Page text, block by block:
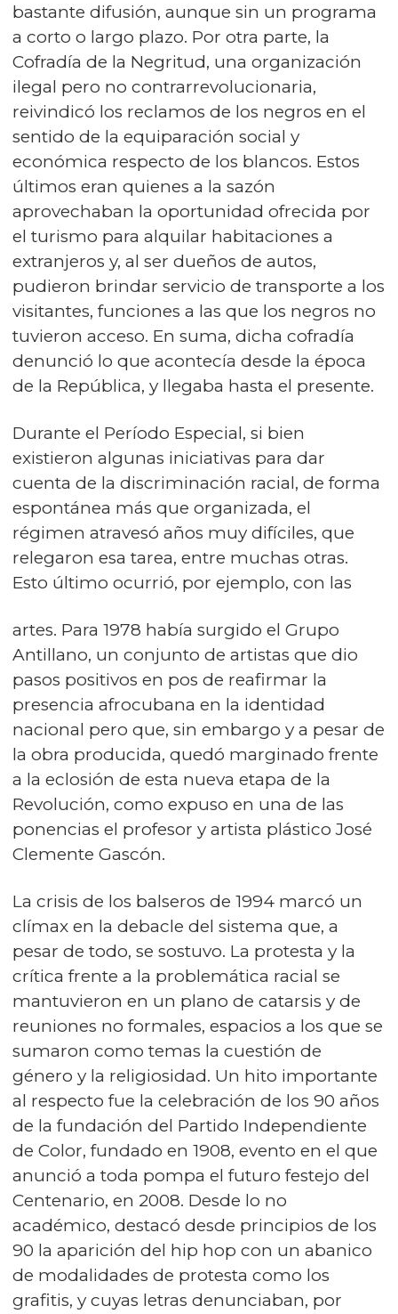
bastante difusión, aunque sin un programa
a corto o largo plazo. Por otra parte, la
Cofradía de la Negritud, una organización
ilegal pero no contrarrevolucionaria,
reivindicó los reclamos de los negros en el
sentido de la equiparación social y
económica respecto de los blancos. Estos
últimos eran quienes a la sazón
aprovechaban la oportunidad ofrecida por
el turismo para alquilar habitaciones a
extranjeros y, al ser dueños de autos,
pudieron brindar servicio de transporte a los
visitantes, funciones a las que los negros no
tuvieron acceso. En suma, dicha cofradía
denunció lo que acontecía desde la época
de la República, y llegaba hasta el presente.
Durante el Período Especial, si bien
existieron algunas iniciativas para dar
cuenta de la discriminación racial, de forma
espontánea más que organizada, el
régimen atravesó años muy difíciles, que
relegaron esa tarea, entre muchas otras.
Esto último ocurrió, por ejemplo, con las
artes. Para 1978 había surgido el Grupo
Antillano, un conjunto de artistas que dio
pasos positivos en pos de reafirmar la
presencia afrocubana en la identidad
nacional pero que, sin embargo y a pesar de
la obra producida, quedó marginado frente
a la eclosión de esta nueva etapa de la
Revolución, como expuso en una de las
ponencias el profesor y artista plástico José
Clemente Gascón.
La crisis de los balseros de 1994 marcó un
clímax en la debacle del sistema que, a
pesar de todo, se sostuvo. La protesta y la
crítica frente a la problemática racial se
mantuvieron en un plano de catarsis y de
reuniones no formales, espacios a los que se
sumaron como temas la cuestión de
género y la religiosidad. Un hito importante
al respecto fue la celebración de los 90 años
de la fundación del Partido Independiente
de Color, fundado en 1908, evento en el que
anunció a toda pompa el futuro festejo del
Centenario, en 2008. Desde lo no
académico, destacó desde principios de los
90 la aparición del hip hop con un abanico
de modalidades de protesta como los
grafitis, y cuyas letras denunciaban, por